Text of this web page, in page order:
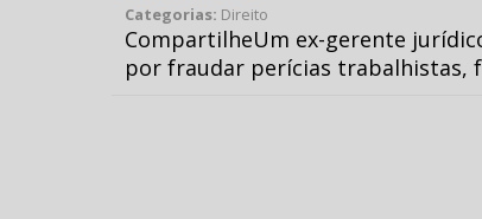
Categorias: Direito
CompartilheUm ex-gerente
por fraudar perícias trabalhistas,